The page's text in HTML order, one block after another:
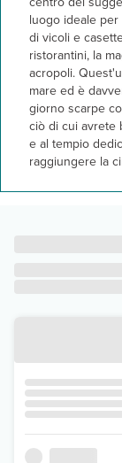
luogo ideale
di vicoli e
ristorantini, la
acropoli.
mare ed è
giorno scarpe
ciò di cui avrete
e al tempio
raggiungere la